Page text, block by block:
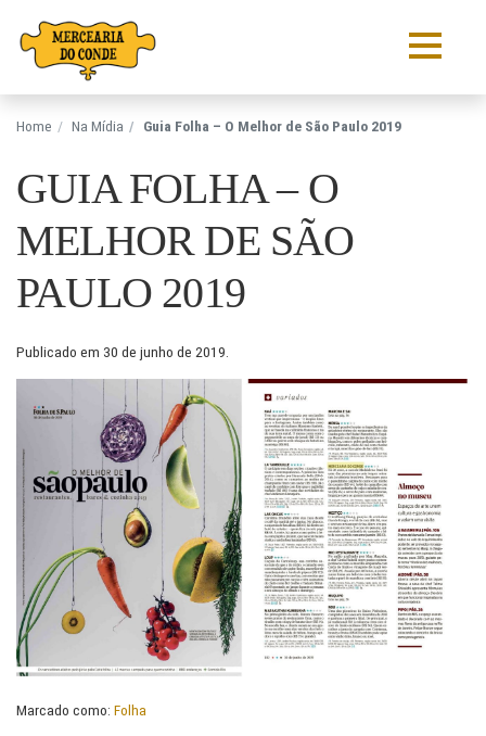
Pular para o conteúdo
Home Na Mídia Guia Folha – O Melhor de São Paulo 2019
GUIA FOLHA – O
MELHOR DE SÃO
PAULO 2019
Publicado em 30 de junho de 2019
Marcado como: Folha